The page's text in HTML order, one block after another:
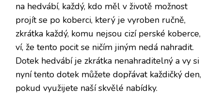
na hedvábí, každý, kdo měl v životě možnost
projít se po koberci, který je vyroben ručně,
zkrátka každý, komu nejsou cizí perské koberce,
ví, že tento pocit se ničím jiným nedá nahradit.
Dotek hedvábí je zkrátka nenahraditelný a vy si
nyní tento dotek můžete dopřávat každičký den,
pokud využijete naší skvělé nabídky.